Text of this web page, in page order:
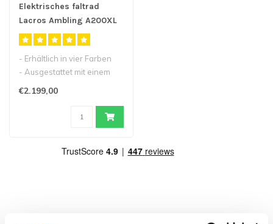
Elektrisches faltrad
Lacros Ambling A200XL
- Erhältlich in vier Farben
- Ausgestattet mit einem
€2.199,00